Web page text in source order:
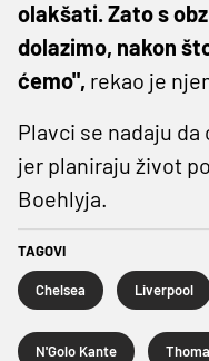
olakšati. Zato s
dolazimo, nakon
ćemo", rekao je
Plavci se nadaju
jer planiraju život
Boehlyja.
TAGOVI
Chelsea Liverpool
N'Golo Kante